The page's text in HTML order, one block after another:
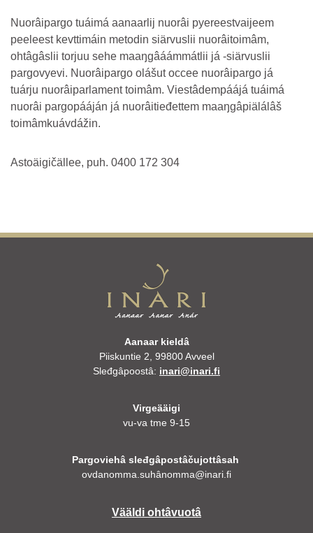
Nuorâipargo tuáimá aanaarlij nuorâi pyereestvaijeem
peeleest kevttimáin metodin siärvuslii nuorâitoimâm,
ohtâgâslii torjuu sehe maaŋgâáámmátlii já -siärvuslii
pargovyevi. Nuorâipargo olášut occee nuorâipargo já
tuárju nuorâiparlament toimâm. Viestâdempáájá tuáimá
nuorâi pargopááján já nuorâitieđettem maaŋgâpiälálâš
toimâmkuávdážin.
Astoäigičällee, puh. 0400 172 304
Aanaar kieldâ
Piiskuntie 2, 99800 Avveel
Sleđgâpoostâ: inari@inari.fi
Virgeääigi
vu-va tme 9-15
Pargoviehâ sleđgâpostâčujottâsah
ovdanomma.suhânomma@inari.fi
Vääldi ohtâvuotâ